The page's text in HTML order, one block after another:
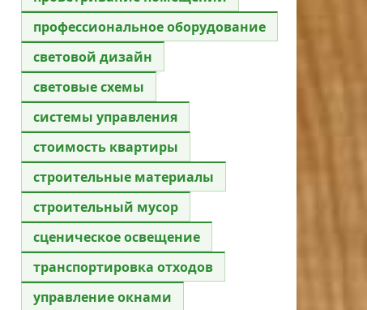
профессиональное оборудование
световой дизайн
световые схемы
системы управления
стоимость квартиры
строительные материалы
строительный мусор
сценическое освещение
транспортировка отходов
управление окнами